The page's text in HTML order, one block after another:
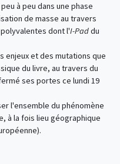
à peu dans une phase
de masse au travers
dont l'I-Paddu
enjeux et des mutations que
du livre, au travers du
ses portes ce lundi 19
l'ensemble du phénomène
à la fois lieu géographique